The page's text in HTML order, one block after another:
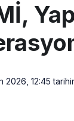
2026, 12:45